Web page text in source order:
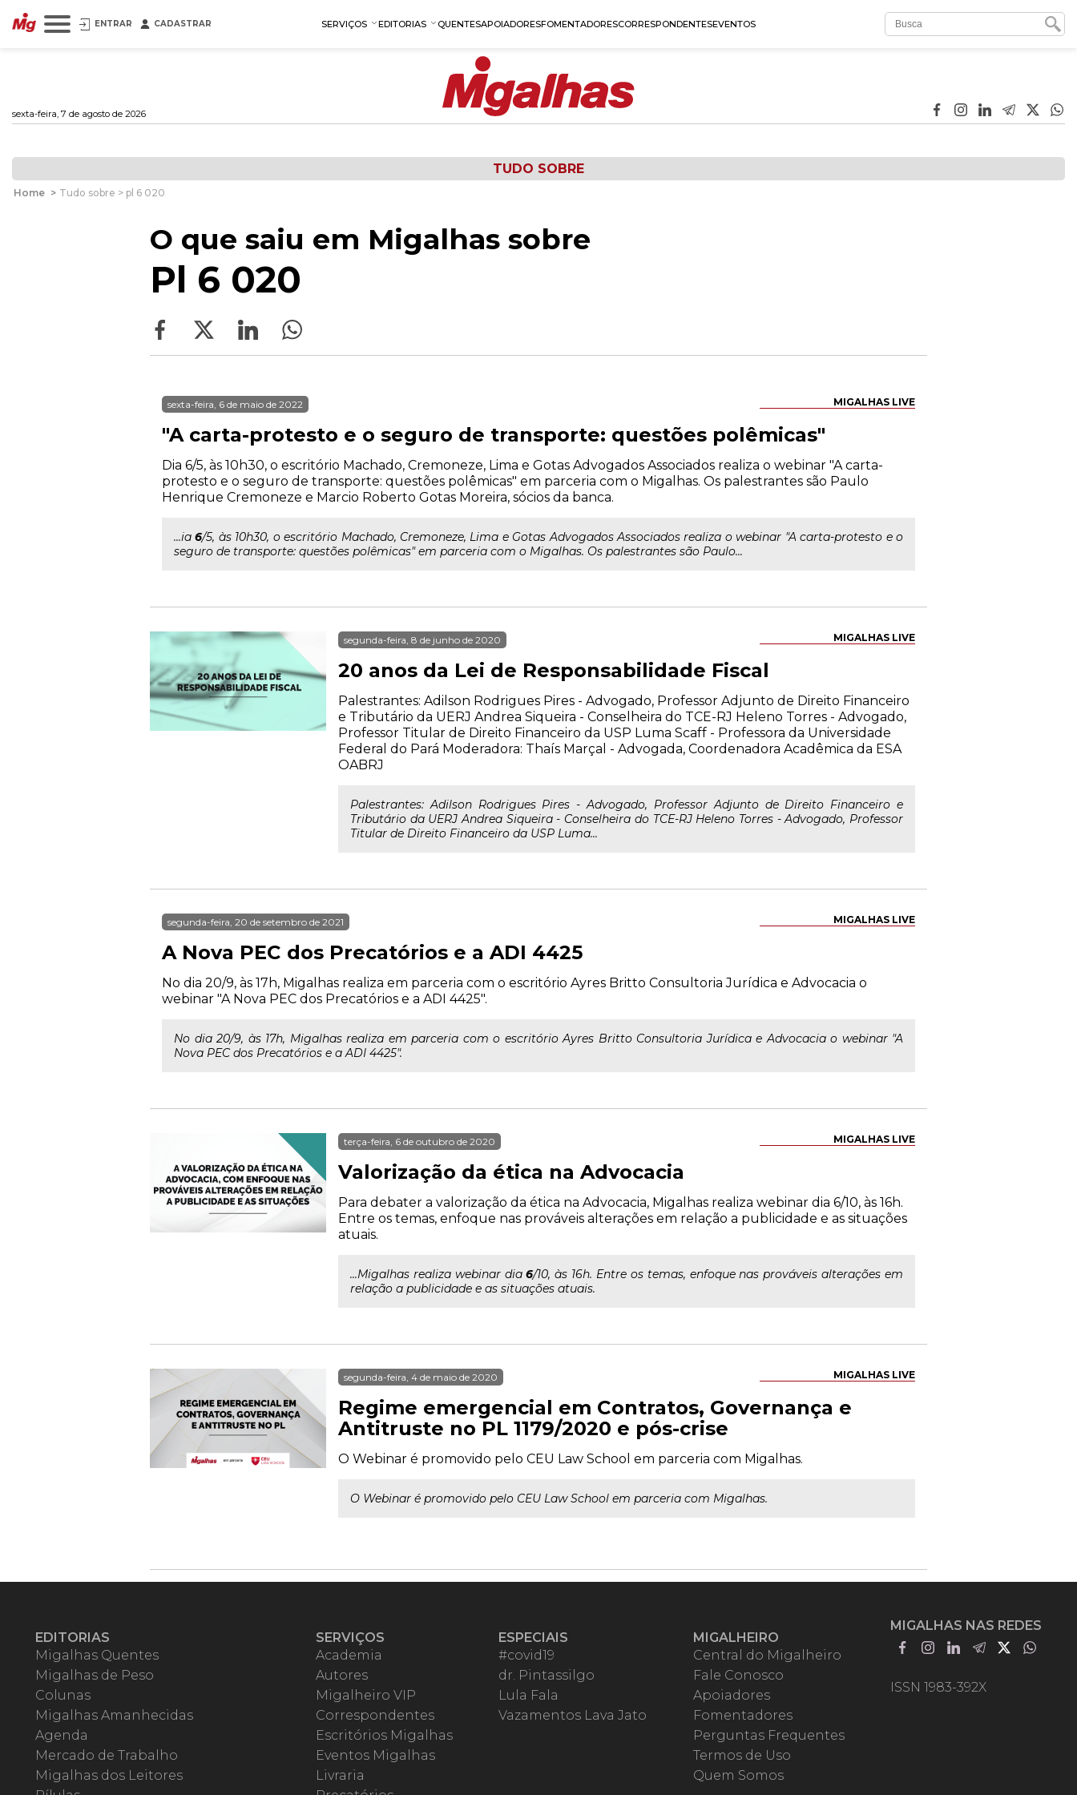
ENTRAR CADASTRAR SERVIÇOS EDITORIAS QUENTESAPOIADORESFOMENTADORESCORRESPONDENTESEVENTOS
sexta-feira, 7 de agosto de 2026
TUDO SOBRE
Home > Tudo sobre > pl 6 020
O que saiu em Migalhas sobre
Pl 6 020
MIGALHAS LIVE
sexta-feira, 6 de maio de 2022
"A carta-protesto e o seguro de transporte: questões polêmicas"
Dia 6/5, às 10h30, o escritório Machado, Cremoneze, Lima e Gotas Advogados Associados realiza o webinar "A carta-
protesto e o seguro de transporte: questões polêmicas" em parceria com o Migalhas. Os palestrantes são Paulo
Henrique Cremoneze e Marcio Roberto Gotas Moreira, sócios da banca.
...ia6/5, às 10h30, o escritório Machado, Cremoneze, Lima e Gotas Advogados Associados realiza o webinar "A carta-protesto e o
seguro de transporte: questões polêmicas" em parceria com o Migalhas. Os palestrantes são Paulo...
MIGALHAS LIVE
segunda-feira, 8 de junho de 2020
20 anos da Lei de Responsabilidade Fiscal
Palestrantes: Adilson Rodrigues Pires - Advogado, Professor Adjunto de Direito Financeiro
e Tributário da UERJ Andrea Siqueira - Conselheira do TCE-RJ Heleno Torres - Advogado,
Professor Titular de Direito Financeiro da USP Luma Scaff - Professora da Universidade
Federal do Pará Moderadora: Thaís Marçal - Advogada, Coordenadora Acadêmica da ESA
OABRJ
Palestrantes: Adilson Rodrigues Pires - Advogado, Professor Adjunto de Direito Financeiro e
Tributário da UERJ Andrea Siqueira - Conselheira do TCE-RJ Heleno Torres - Advogado, Professor
Titular de Direito Financeiro da USP Luma...
MIGALHAS LIVE
segunda-feira, 20 de setembro de 2021
A Nova PEC dos Precatórios e a ADI 4425
No dia 20/9, às 17h, Migalhas realiza em parceria com o escritório Ayres Britto Consultoria Jurídica e Advocacia o
webinar "A Nova PEC dos Precatórios e a ADI 4425".
No dia 20/9, às 17h, Migalhas realiza em parceria com o escritório Ayres Britto Consultoria Jurídica e Advocacia o webinar "A
Nova PEC dos Precatórios e a ADI 4425".
MIGALHAS LIVE
terça-feira, 6 de outubro de 2020
Valorização da ética na Advocacia
Para debater a valorização da ética na Advocacia, Migalhas realiza webinar dia 6/10, às 16h.
Entre os temas, enfoque nas prováveis alterações em relação a publicidade e as situações
atuais.
...Migalhas realiza webinar dia6/10, às 16h. Entre os temas, enfoque nas prováveis alterações em
relação a publicidade e as situações atuais.
MIGALHAS LIVE
segunda-feira, 4 de maio de 2020
Regime emergencial em Contratos, Governança e
Antitruste no PL 1179/2020 e pós-crise
O Webinar é promovido pelo CEU Law School em parceria com Migalhas.
O Webinar é promovido pelo CEU Law School em parceria com Migalhas.
EDITORIAS
Migalhas Quentes
Migalhas de Peso
Colunas
Migalhas Amanhecidas
Agenda
Mercado de Trabalho
Migalhas dos Leitores
SERVIÇOS
Academia
Autores
Migalheiro VIP
Correspondentes
Escritórios Migalhas
Eventos Migalhas
Livraria
ESPECIAIS
#covid19
dr. Pintassilgo
Lula Fala
Vazamentos Lava Jato
MIGALHEIRO
Central do Migalheiro
Fale Conosco
Apoiadores
Fomentadores
Perguntas Frequentes
Termos de Uso
Quem Somos
MIGALHAS NAS REDES
ISSN 1983-392X